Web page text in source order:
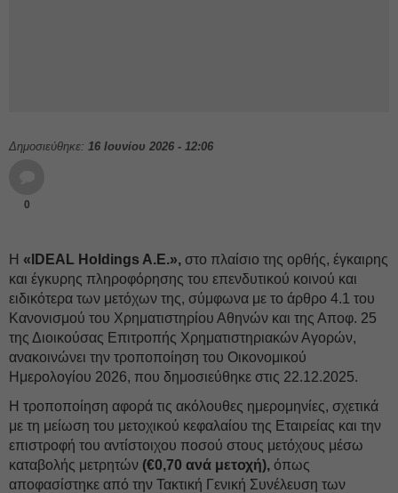
Δημοσιεύθηκε: 16 Ιουνίου 2026 - 12:06
0
Η «IDEAL Holdings A.E.», στο πλαίσιο της ορθής, έγκαιρης
και έγκυρης πληροφόρησης του επενδυτικού κοινού και
ειδικότερα των μετόχων της, σύμφωνα με τo άρθρo 4.1 του
Κανονισμού του Χρηματιστηρίου Αθηνών και της Αποφ. 25
της Διοικούσας Επιτροπής Χρηματιστηριακών Αγορών,
ανακοινώνει την τροποποίηση του Οικονομικού
Ημερολογίου 2026, που δημοσιεύθηκε στις 22.12.2025.
Η τροποποίηση αφορά τις ακόλουθες ημερομηνίες, σχετικά
με τη μείωση του μετοχικού κεφαλαίου της Εταιρείας και την
επιστροφή του αντίστοιχου ποσού στους μετόχους μέσω
καταβολής μετρητών (€0,70 ανά μετοχή), όπως
αποφασίστηκε από την Τακτική Γενική Συνέλευση των